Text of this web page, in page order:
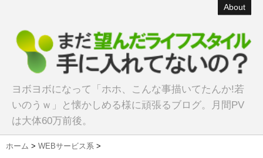
About
ヨボヨボになって「ホホ、こんな事描いてたんか!若
いのうｗ」と懐かしめる様に頑張るブログ。月間PV
は大体60万前後。
ホーム > WEBサービス系 >